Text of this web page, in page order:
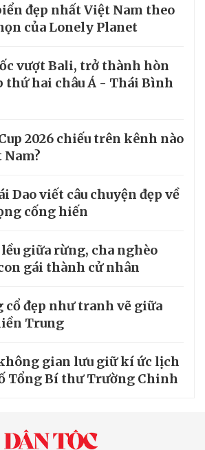
đẹp nhất Việt Nam theo
của Lonely Planet
vượt Bali, trở thành hòn
thứ hai châu Á - Thái Bình
2026 chiếu trên kênh nào
Dao viết câu chuyện đẹp về
cống hiến
giữa rừng, cha nghèo
gái thành cử nhân
cổ đẹp như tranh vẽ giữa
Trung
gian lưu giữ kí ức lịch
Tổng Bí thư Trường Chinh